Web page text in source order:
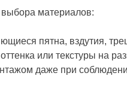
выбора материалов:
пятна, вздутия,
или текстуры на
даже при